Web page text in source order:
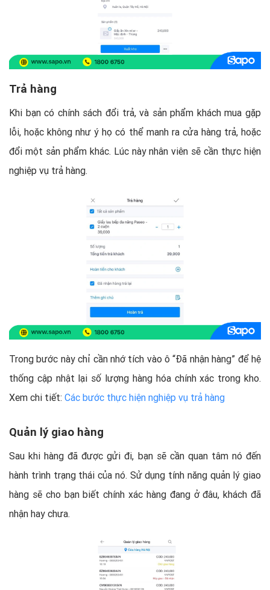
Trả hàng
Khi bạn có chính sách đổi trả, và sản phẩm khách mua gặp
lỗi, hoặc không như ý họ có thể manh ra cửa hàng trả, hoặc
đổi một sản phẩm khác. Lúc này nhân viên sẽ cần thực hiện
nghiệp vụ trả hàng.
Trong bước này chỉ cần nhớ tích vào ô “Đã nhận hàng” để hệ
thống cập nhật lại số lượng hàng hóa chính xác trong kho.
Xem chi tiết: Các bước thực hiện nghiệp vụ trả hàng
Quản lý giao hàng
Sau khi hàng đã được gửi đi, bạn sẽ cần quan tâm nó đến
hành trình trạng thái của nó. Sử dụng tính năng quản lý giao
hàng sẽ cho bạn biết chính xác hàng đang ở đâu, khách đã
nhận hay chưa.